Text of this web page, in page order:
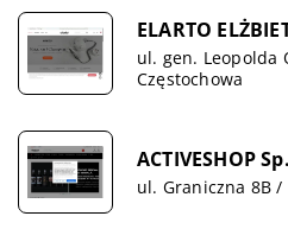
ELARTO
ul. gen. Leopolda
Częstochowa
ACTIVESHOP
ul. Graniczna 8B /